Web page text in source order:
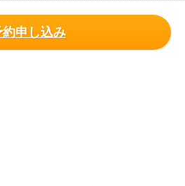
約申し込み